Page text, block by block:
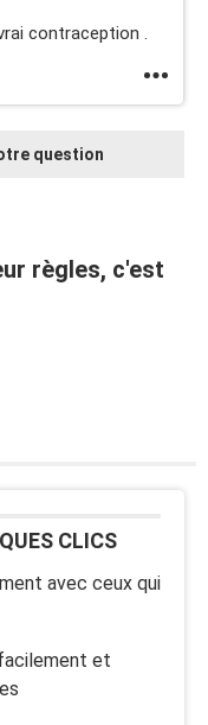
contraception .
question
règles, c'est
CLICS
avec ceux qui
et